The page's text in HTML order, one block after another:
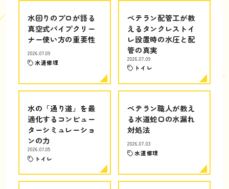
水回りのプロが語る
真空式パイプクリー
ナー使い方の重要性
2026.07.09
水道修理
ベテラン配管工が教
えるタンクレストイ
レ設置時の水圧と配
管の真実
2026.07.09
トイレ
水の「通り道」を最
適化するコンピュー
ターシミュレーショ
ンの力
2026.07.05
トイレ
ベテラン職人が教え
る水道蛇口の水漏れ
対処法
2026.07.03
水道修理